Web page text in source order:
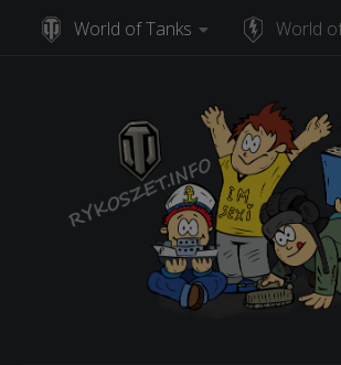
Skip to content
World of Tanks World